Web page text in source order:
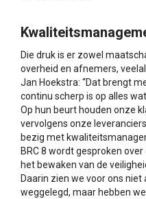
Die druk is er zowel
overheid en afnemers,
Jan Hoekstra: “Dat brengt
continu scherp is op alles
Op hun beurt houden onze
vervolgens onze
bezig met
BRC 8 wordt gesproken over
het bewaken van de
Daarin zien we voor ons niet
weggelegd, maar hebben